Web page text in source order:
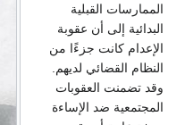
الممارسات القبلية
البدائية إلى أن عقوبة
الإعدام كانت جزءًا من
النظام القضائي لديهم.
وقد تضمنت العقوبات
المجتمعية ضد الإساءة